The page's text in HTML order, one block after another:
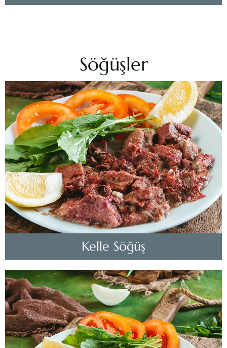
Söğüşler
Kelle Söğüş